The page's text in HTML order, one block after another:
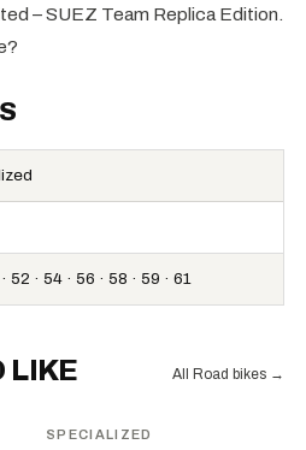
– SUEZ Team Replica Edition.
52 · 54 · 56 · 58 · 59 · 61
LIKE All Road bikes →
SPECIALIZED